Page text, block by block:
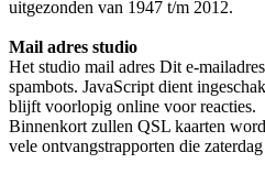
uitgezonden van 1947 t/m 2012.
Mail adres studio
Het studio mail adres Dit e-
spambots. JavaScript dient
blijft voorlopig online voor reacties.
Binnenkort zullen QSL kaarten
vele ontvangstrapporten die